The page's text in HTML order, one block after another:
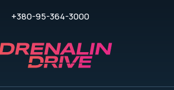
+380-95-364-3000